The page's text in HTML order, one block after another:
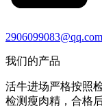
2906099083@qq.com
我们的产品
活牛进场严格按照
检测瘦肉精，合格